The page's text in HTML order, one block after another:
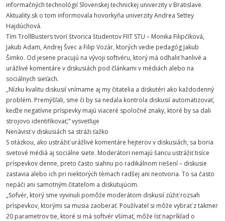
informačných technológií Slovenskej technickej univerzity v Bratislave.
Aktuality.sk o tom informovala hovorkyňa univerzity Andrea Settey
Hajdúchová.
Tím TrollBusters tvorí štvorica študentov FIIT STU – Monika Filipčíková,
Jakub Adam, Andrej Švec a Filip Vozár, ktorých vedie pedagóg Jakub
Šimko. Od jesene pracujú na vývoji softvéru, ktorý má odhaliť hanlivé a
urážlivé komentáre v diskusiách pod článkami v médiách alebo na
sociálnych sieťach.
„Nízku kvalitu diskusií vnímame aj my čitatelia a diskutéri ako každodenný
problém. Premýšľali, sme či by sa nedala kontrola diskusií automatizovať,
keďže negatívne príspevky majú viaceré spoločné znaky, ktoré by sa dali
strojovo identifikovať,“ vysvetľuje
Nenávisť v diskusiách sa stráži ťažko
S otázkou, ako ustrážiť urážlivé komentáre hejterov v diskusiách, sa boria
svetové médiá aj sociálne siete. Moderátori nemajú šancu ustrážiť tisíce
príspevkov denne, preto často siahnu po radikálnom riešení – diskusie
zastavia alebo ich pri niektorých témach radšej ani neotvoria. To sa často
nepáči ani samotným čitateľom a diskutujúcim.
„Sofvér, ktorý sme vyvinuli pomôže moderátom diskusií zúžiť rozsah
príspevkov, ktorými sa musia zaoberať. Používateľ si môže vybrať z takmer
20 parametrov tie, ktoré si má softvér všímať, môže ísť napríklad o